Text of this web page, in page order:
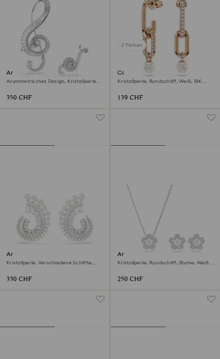
Ariana Grande x Swarovski
Ohrclips
Asymmetrisches Design, Kristallperle,
350 CHF
2 Farben
Constella Drop-Ohrhänger
Kristallperle, Rundschliff, Weiß, 18K
139 CHF
Ariana Grande x Swarovski
Drop-Ohrhänger
Kristallperle, Verschiedene Schliffe,
330 CHF
Ariana Grande x Swarovski Set
Kristallperle, Rundschliff, Blume, Weiß,
250 CHF